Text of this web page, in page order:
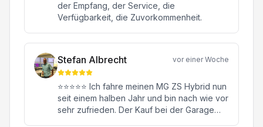
der Empfang, der Service, die
Verfügbarkeit, die Zuvorkommenheit.
Stefan Albrecht vor einer Woche
⭐⭐⭐⭐⭐ Ich fahre meinen MG ZS Hybrid nun
seit einem halben Jahr und bin nach wie vor
sehr zufrieden. Der Kauf bei der Garage